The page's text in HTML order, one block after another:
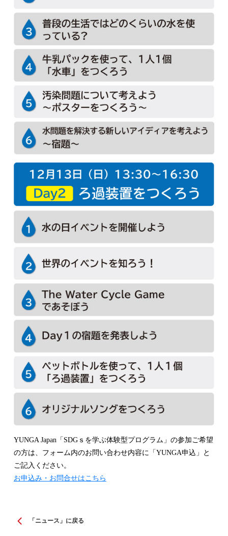
YUNGA Japan「SDGｓを学ぶ体験型プログラム」の参加ご希望
の方は、フォーム内のお問い合わせ内容に「YUNGA申込」と
ご記入ください。
お申込み・お問合せはこちら
「ニュース」に戻る